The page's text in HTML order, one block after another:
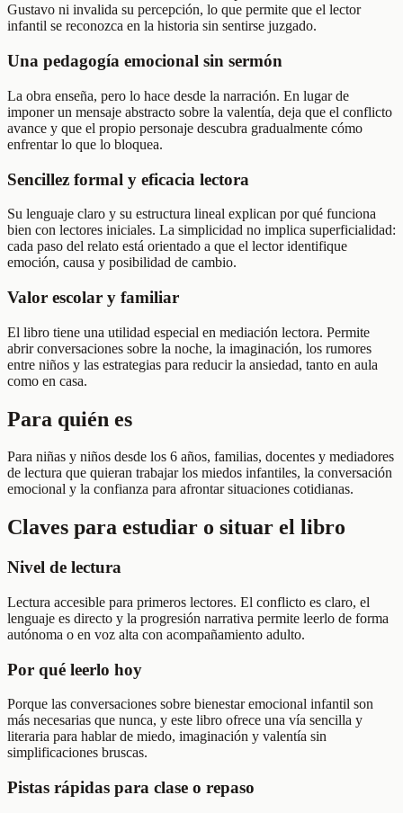
Gustavo ni invalida su percepción, lo que permite que el lector
infantil se reconozca en la historia sin sentirse juzgado.
Una pedagogía emocional sin sermón
La obra enseña, pero lo hace desde la narración. En lugar de
imponer un mensaje abstracto sobre la valentía, deja que el conflicto
avance y que el propio personaje descubra gradualmente cómo
enfrentar lo que lo bloquea.
Sencillez formal y eficacia lectora
Su lenguaje claro y su estructura lineal explican por qué funciona
bien con lectores iniciales. La simplicidad no implica superficialidad:
cada paso del relato está orientado a que el lector identifique
emoción, causa y posibilidad de cambio.
Valor escolar y familiar
El libro tiene una utilidad especial en mediación lectora. Permite
abrir conversaciones sobre la noche, la imaginación, los rumores
entre niños y las estrategias para reducir la ansiedad, tanto en aula
como en casa.
Para quién es
Para niñas y niños desde los 6 años, familias, docentes y mediadores
de lectura que quieran trabajar los miedos infantiles, la conversación
emocional y la confianza para afrontar situaciones cotidianas.
Claves para estudiar o situar el libro
Nivel de lectura
Lectura accesible para primeros lectores. El conflicto es claro, el
lenguaje es directo y la progresión narrativa permite leerlo de forma
autónoma o en voz alta con acompañamiento adulto.
Por qué leerlo hoy
Porque las conversaciones sobre bienestar emocional infantil son
más necesarias que nunca, y este libro ofrece una vía sencilla y
literaria para hablar de miedo, imaginación y valentía sin
simplificaciones bruscas.
Pistas rápidas para clase o repaso